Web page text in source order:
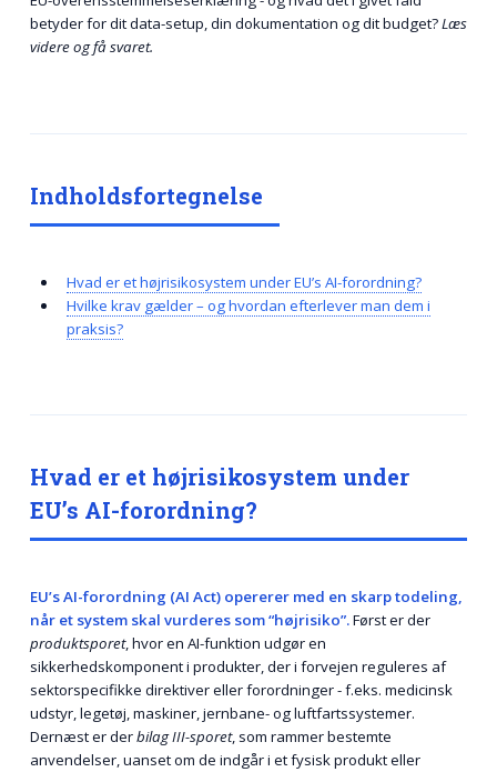
betyder for dit data-setup, din dokumentation og dit budget?Læs
videre og få svaret.
Hvad er et højrisikosystem under
EU’s AI-forordning?
EU’s AI-forordning (AI Act) opererer med en skarp todeling,
når et system skal vurderes som “højrisiko”.Først er der
produktsporet, hvor en AI-funktion udgør en
sikkerhedskomponent i produkter, der i forvejen reguleres af
sektorspecifikke direktiver eller forordninger - f.eks. medicinsk
udstyr, legetøj, maskiner, jernbane- og luftfartssystemer.
Dernæst er derbilag III-sporet, som rammer bestemte
anvendelser, uanset om de indgår i et fysisk produkt eller
Indholdsfortegnelse
Hvad er et højrisikosystem under EU’s AI-forordning?
Hvilke krav gælder – og hvordan efterlever man dem i
praksis?